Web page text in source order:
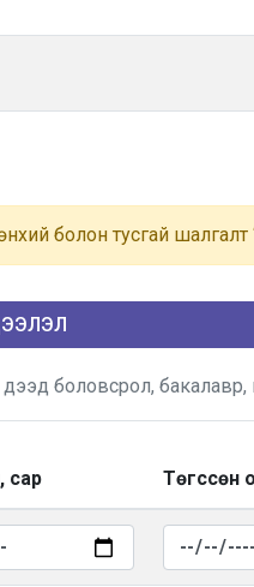
болон тусгай шалгалт
боловсрол, бакалавр,
сар Төгссөн